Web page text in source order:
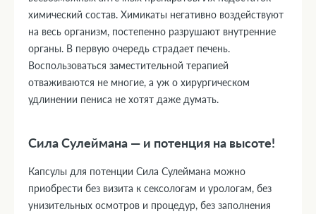
химический состав. Химикаты негативно воздействуют
на весь организм, постепенно разрушают внутренние
органы. В первую очередь страдает печень.
Воспользоваться заместительной терапией
отваживаются не многие, а уж о хирургическом
удлинении пениса не хотят даже думать.
Сила Сулеймана — и потенция на высоте!
Капсулы для потенции Сила Сулеймана можно
приобрести без визита к сексологам и урологам, без
унизительных осмотров и процедур, без заполнения